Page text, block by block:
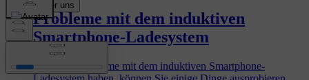
Probleme mit dem induktiven
Smartphone-Ladesystem
Wenn Sie Probleme mit dem induktiven Smartphone-